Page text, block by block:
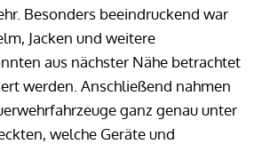
Besonders beeindruckend war
Jacken und weitere
aus nächster Nähe betrachtet
werden. Anschließend nahmen
ganz genau unter
welche Geräte und